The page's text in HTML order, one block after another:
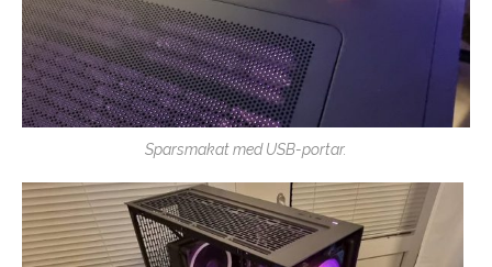
Sparsmakat med USB-portar.